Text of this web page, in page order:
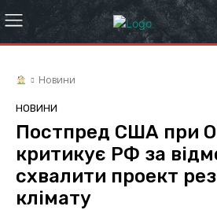
Новини
НОВИНИ
Постпред США при
критикує РФ за
схвалити проект
клімату